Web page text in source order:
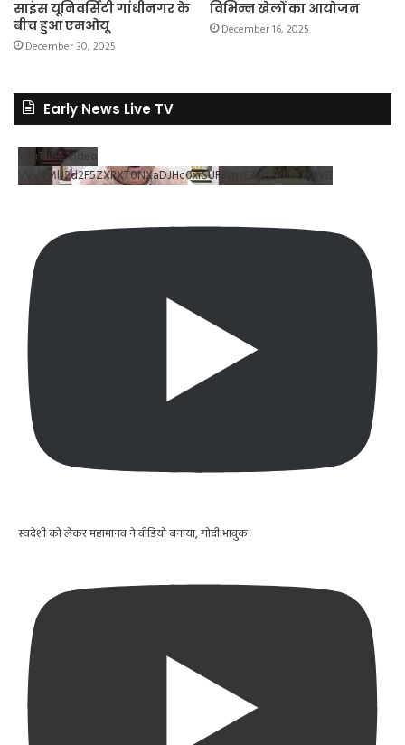
साइंस यूनिवर्सिटी गांधीनगर के
बीच हुआ एमओयू
December 30, 2025
विभिन्न खेलों का आयोजन
December 16, 2025
Early News Live TV
YouTube Video
VVV4MlJ2d2F5ZXRXT0NXaDJHc0xrSUR3LnJEZDRNdlNDX2VB
स्वदेशी को लेकर महामानव ने वीडियो बनाया, गोदी भावुक।